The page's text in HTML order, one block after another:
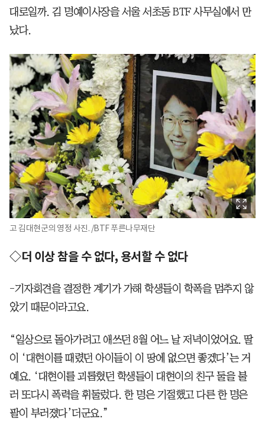
대로일까. 김 명예이사장을 서울 서초동 BTF 사무실에서 만
났다.
고 김대현군의 영정 사진. /BTF 푸른나무재단
◇더 이상 참을 수 없다, 용서할 수 없다
-기자회견을 결정한 계기가 가해 학생들이 학폭을 멈추지 않
았기 때문이라고요.
“일상으로 돌아가려고 애쓰던 8월 어느 날 저녁이었어요. 딸
이 ‘대현이를 때렸던 아이들이 이 땅에 없으면 좋겠다’는 거
예요. ‘대현이를 괴롭혔던 학생들이 대현이의 친구 둘을 불
러 또다시 폭력을 휘둘렀다. 한 명은 기절했고 다른 한 명은
팔이 부러졌다’더군요.”